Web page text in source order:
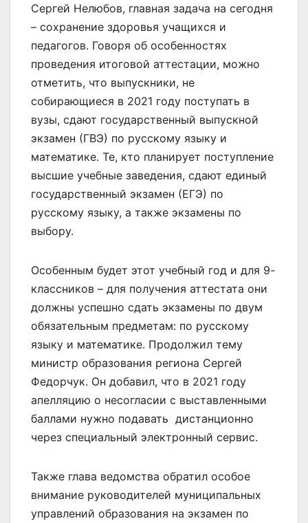
Сергей Нелюбов, главная задача на сегодня
– сохранение здоровья учащихся и
педагогов. Говоря об особенностях
проведения итоговой аттестации, можно
отметить, что выпускники, не
собирающиеся в 2021 году поступать в
вузы, сдают государственный выпускной
экзамен (ГВЭ) по русскому языку и
математике. Те, кто планирует поступление
высшие учебные заведения, сдают единый
государственный экзамен (ЕГЭ) по
русскому языку, а также экзамены по
выбору.
Особенным будет этот учебный год и для 9-
классников – для получения аттестата они
должны успешно сдать экзамены по двум
обязательным предметам: по русскому
языку и математике. Продолжил тему
министр образования региона Сергей
Федорчук. Он добавил, что в 2021 году
апелляцию о несогласии с выставленными
баллами нужно подавать дистанционно
через специальный электронный сервис.
Также глава ведомства обратил особое
внимание руководителей муниципальных
управлений образования на экзамен по